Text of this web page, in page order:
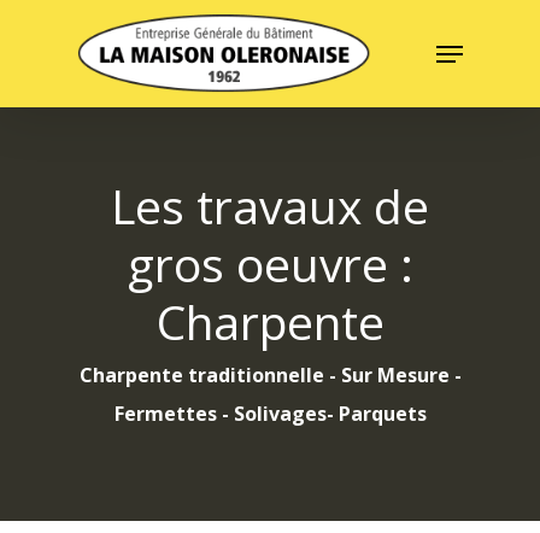
Menu
Les travaux de
gros oeuvre :
Charpente
Charpente traditionnelle - Sur Mesure -
Fermettes - Solivages- Parquets